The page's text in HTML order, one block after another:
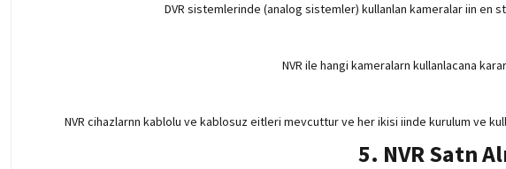
DVR sistemlerinde (analog sistemler) kullanlan kameralar iin
NVR ile hangi kameralarn kullanlacana
NVR cihazlarnn kablolu ve kablosuz eitleri mevcuttur ve her ikisi iinde kurulum ve
5. NVR Satn